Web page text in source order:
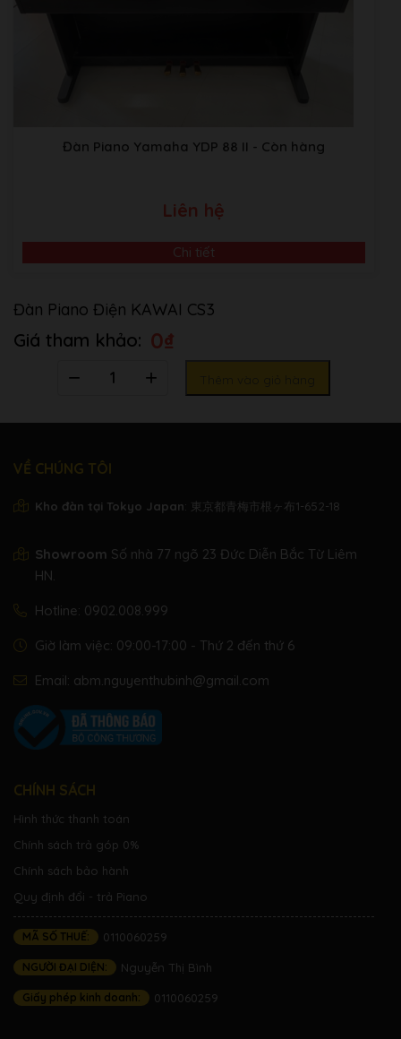
Đàn Piano Yamaha YDP 88 II - Còn hàng
Liên hệ
Chi tiết
Đàn Piano Điện KAWAI CS3
0₫
VỀ CHÚNG TÔI
Kho đàn tại Tokyo Japan: 東京都青梅市根ヶ布1-652-18
Showroom Số nhà 77 ngõ 23 Đức Diễn Bắc Từ Liêm
HN.
Hotline: 0902.008.999
Giờ làm việc: 09:00-17:00 - Thứ 2 đến thứ 6
Email: abm.nguyenthubinh@gmail.com
CHÍNH SÁCH
Hình thức thanh toán
Chính sách trả góp 0%
Chính sách bảo hành
Quy định đổi - trả Piano
MÃ SỐ THUẾ: 0110060259
NGƯỜI ĐẠI DIỆN: Nguyễn Thị Bình
Giấy phép kinh doanh: 0110060259